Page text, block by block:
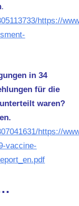
.
https://
in 34
für die
waren?
https://
vaccine-